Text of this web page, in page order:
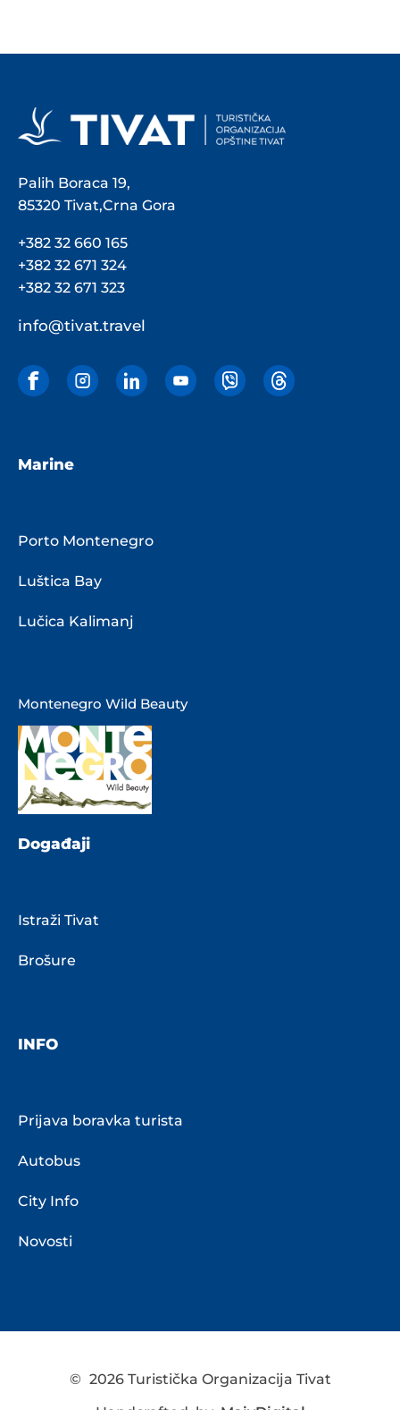
Palih Boraca 19,
85320 Tivat,Crna Gora
+382 32 660 165
+382 32 671 324
+382 32 671 323
info@tivat.travel
Marine
Porto Montenegro
Luštica Bay
Lučica Kalimanj
Montenegro Wild Beauty
Događaji
Istraži Tivat
Brošure
INFO
Prijava boravka turista
Autobus
City Info
Novosti
© 2026 Turistička Organizacija Tivat